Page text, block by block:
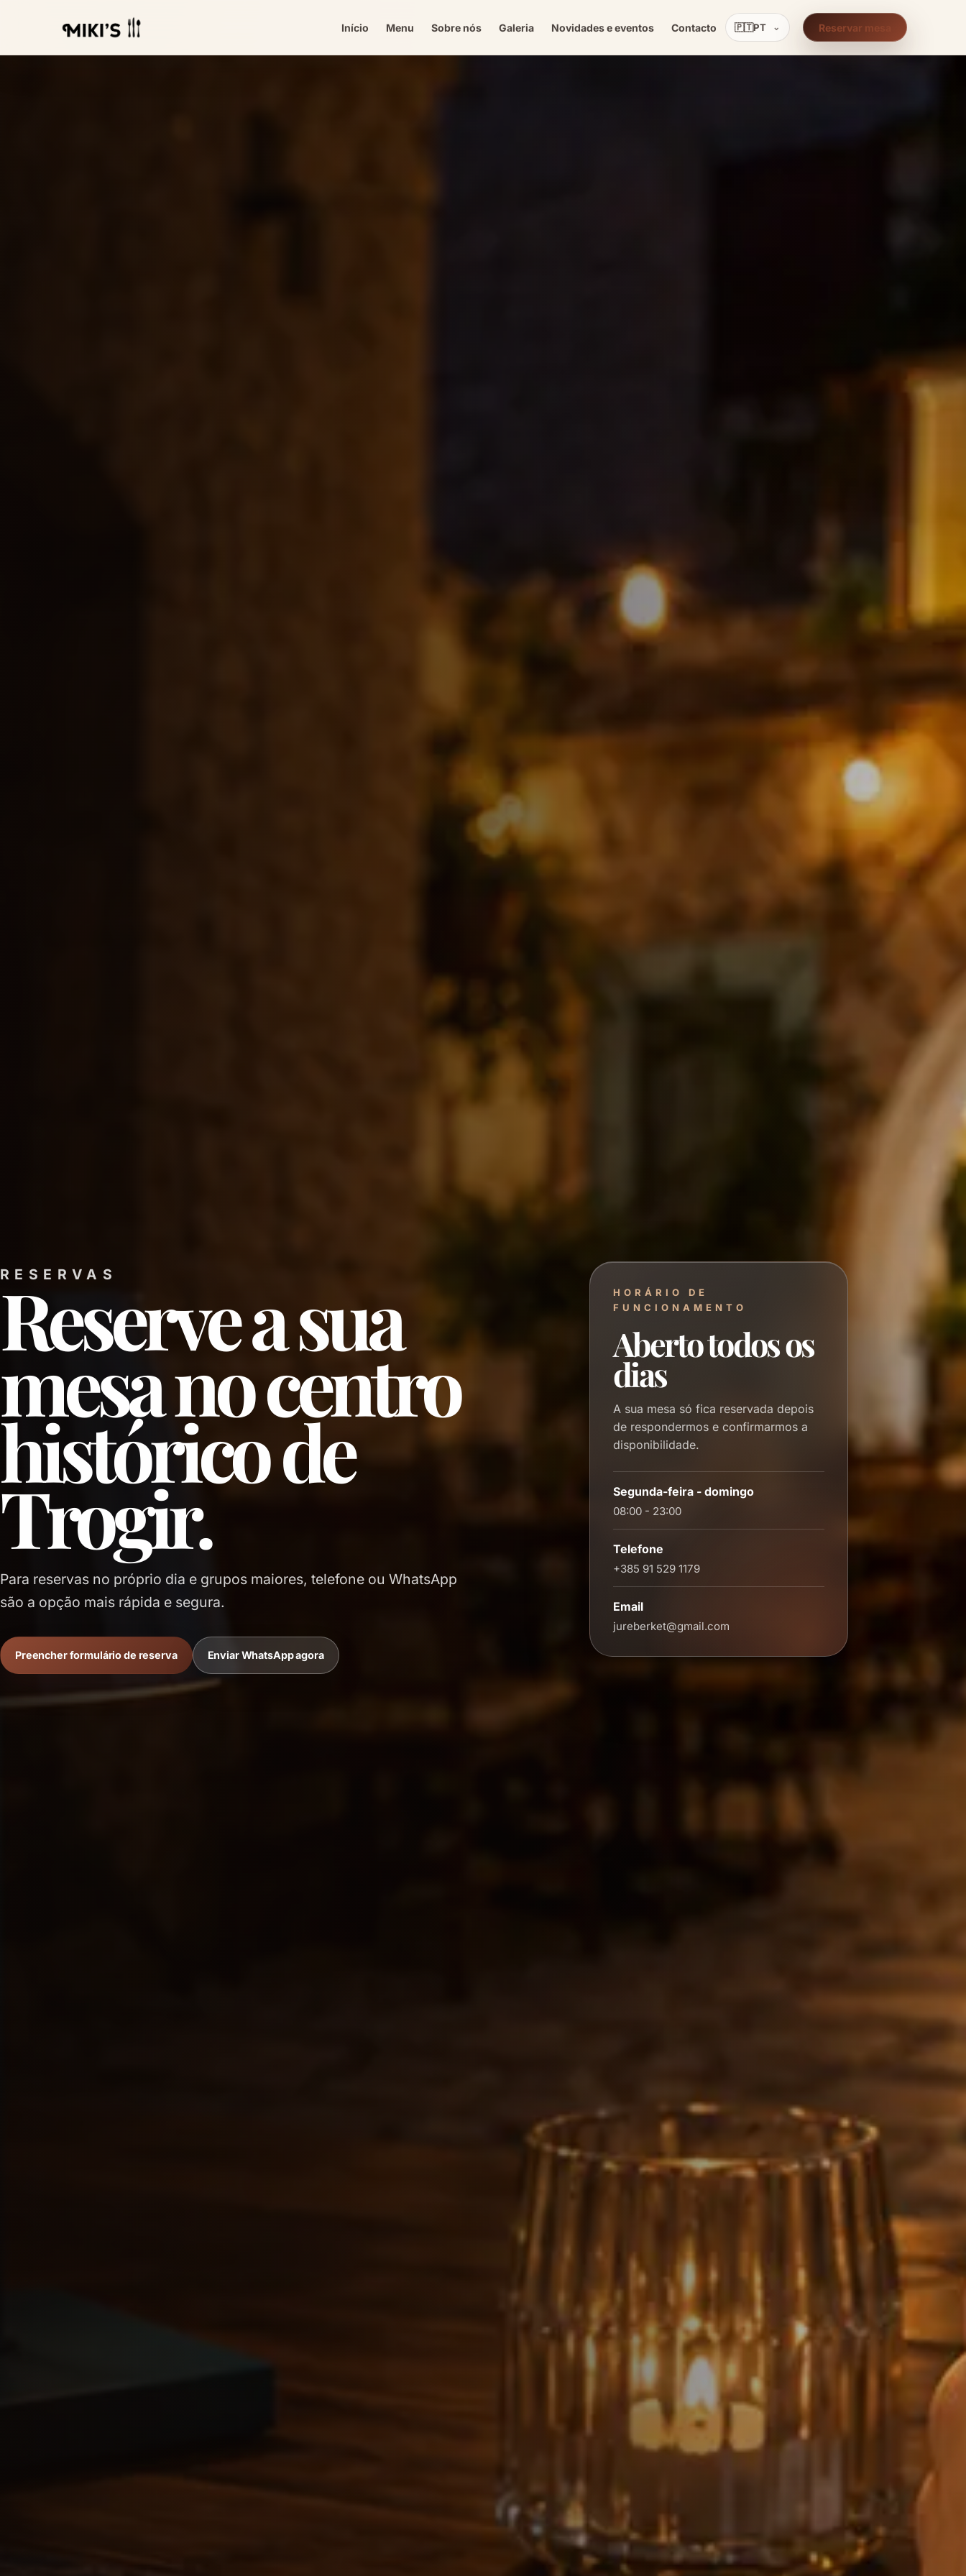
Início Menu Sobre nós Galeria Novidades e eventos Contacto 🇵🇹PT ⌄ Reservar mesa
RESERVAS
Reserve a sua
mesa no centro
histórico de
Trogir.
Para reservas no próprio dia e grupos maiores, telefone ou WhatsApp
são a opção mais rápida e segura.
Preencher formulário de reserva Enviar WhatsApp agora
HORÁRIO DE
FUNCIONAMENTO
Aberto todos os
dias
A sua mesa só fica reservada depois
de respondermos e confirmarmos a
disponibilidade.
Segunda-feira - domingo
08:00 - 23:00
Telefone
+385 91 529 1179
Email
jureberket@gmail.com